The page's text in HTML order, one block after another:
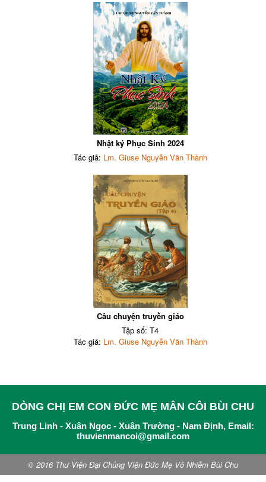
Nhật ký Phục Sinh 2024
Tác giả: Lm. Giuse Nguyễn Văn Thành
Câu chuyện truyền giáo
Tập số: T4
Tác giả: Lm. Giuse Nguyễn Văn Thành
DÒNG CHỊ EM CON ĐỨC MẸ MÂN CÔI BÙI CHU
Trung Linh - Xuân Ngọc - Xuân Trường - Nam Định, Email:
thuvienmancoi@gmail.com
© 2016 Thư Viện Đại Chủng Viện Đức Mẹ Vô Nhiễm Bùi Chu